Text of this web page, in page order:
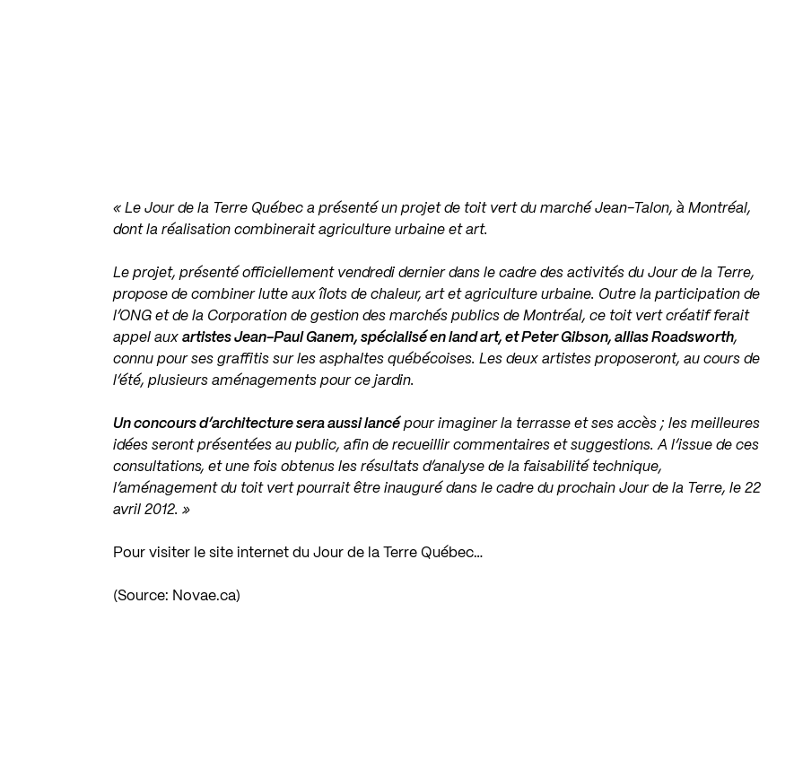
« LeJour de la Terre Québec a présenté un projet de toit vert du marché Jean-Talon, à Montréal,
dont la réalisation combinerait agriculture urbaine et art.
Le projet, présenté officiellement vendredi dernier dans le cadre des activités du Jour de la Terre,
propose de combiner lutte aux îlots de chaleur, art et agriculture urbaine. Outre la participation de
l’ONG et de la Corporation de gestion des marchés publics de Montréal, ce toit vert créatif ferait
appel auxartistes Jean-Paul Ganem, spécialisé en land art, et Peter Gibson, allias Roadsworth,
connu pour ses graffitis sur les asphaltes québécoises. Les deux artistes proposeront, au cours de
l’été, plusieurs aménagements pour ce jardin.
Un concours d’architecture sera aussi lancé pour imaginer la terrasse et ses accès ; les meilleures
idées seront présentées au public, afin de recueillir commentaires et suggestions. A l’issue de ces
consultations, et une fois obtenus les résultats d’analyse de la faisabilité technique,
l’aménagement du toit vert pourrait être inauguré dans le cadre du prochain Jour de la Terre, le 22
avril 2012. »
Pour visiter le site internet du Jour de la Terre Québec…
(Source: Novae.ca)